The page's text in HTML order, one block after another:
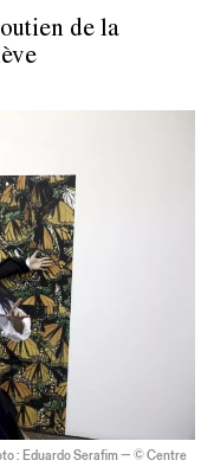
de la
: Eduardo Serafim — © Centre